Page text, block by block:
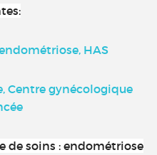
HAS
Centre gynécologique
de soins : endométriose